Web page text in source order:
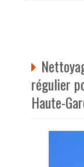
régulier
Haute-